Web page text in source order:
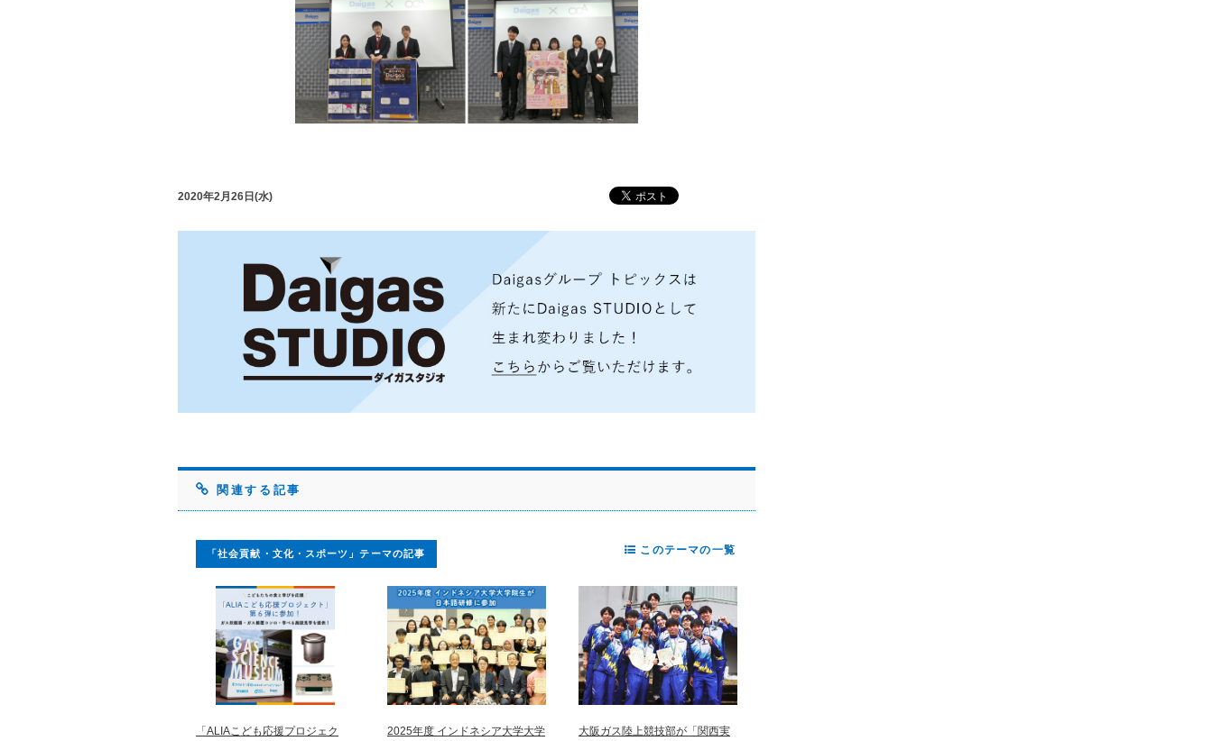
2020年2月26日(水)
関連する記事
「社会貢献・文化・スポーツ」テーマの記事
「ALIAこども応援プロジェク
2025年度 インドネシア大学大学
大阪ガス陸上競技部が「関西実
このテーマの一覧